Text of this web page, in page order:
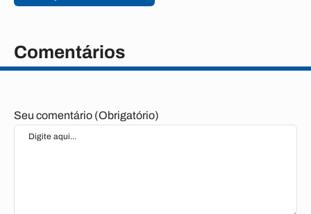
Comentários
Seu comentário (Obrigatório)